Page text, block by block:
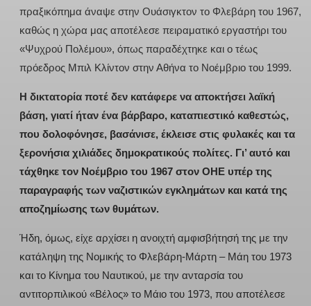
πραξικόπημα άναψε στην Ουάσιγκτον το Φλεβάρη του 1967,
καθώς η χώρα μας αποτέλεσε πειραματικό εργαστήρι του
«Ψυχρού Πολέμου», όπως παραδέχτηκε και ο τέως
πρόεδρος Μπιλ Κλίντον στην Αθήνα το Νοέμβριο του 1999.
Η δικτατορία ποτέ δεν κατάφερε να αποκτήσει λαϊκή
βάση, γιατί ήταν ένα βάρβαρο, καταπιεστικό καθεστώς,
που δολοφόνησε, βασάνισε, έκλεισε στις φυλακές και τα
ξερονήσια χιλιάδες δημοκρατικούς πολίτες. Γι’ αυτό και
τάχθηκε τον Νοέμβριο του 1967 στον ΟΗΕ υπέρ της
παραγραφής των ναζιστικών εγκλημάτων και κατά της
αποζημίωσης των θυμάτων.
Ήδη, όμως, είχε αρχίσει η ανοιχτή αμφισβήτησή της με την
κατάληψη της Νομικής το Φλεβάρη-Μάρτη – Μάη του 1973
και το Κίνημα του Ναυτικού, με την ανταρσία του
αντιτορπιλικού «Βέλος» το Μάιο του 1973, που αποτέλεσε